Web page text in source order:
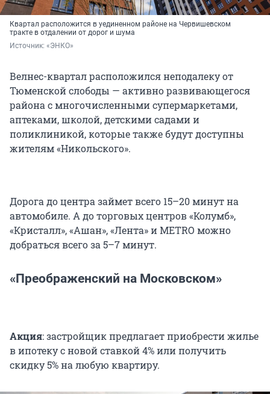
Квартал расположится в уединенном районе на Червишевском
тракте в отдалении от дорог и шума
Источник: «ЭНКО»
Велнес-квартал расположился неподалеку от
Тюменской слободы — активно развивающегося
района с многочисленными супермаркетами,
аптеками, школой, детскими садами и
поликлиникой, которые также будут доступны
жителям «Никольского».
Дорога до центра займет всего 15–20 минут на
автомобиле. А до торговых центров «Колумб»,
«Кристалл», «Ашан», «Лента» и METRO можно
добраться всего за 5–7 минут.
«Преображенский на Московском»
Акция: застройщик предлагает приобрести жилье
в ипотеку с новой ставкой 4% или получить
скидку 5% на любую квартиру.